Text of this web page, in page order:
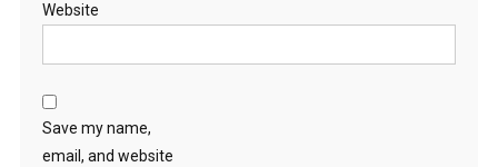
Website
Save my name,
email, and website